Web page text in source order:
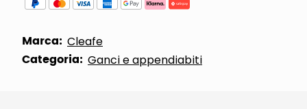
Marca: Cleafe
Categoria: Ganci e appendiabiti